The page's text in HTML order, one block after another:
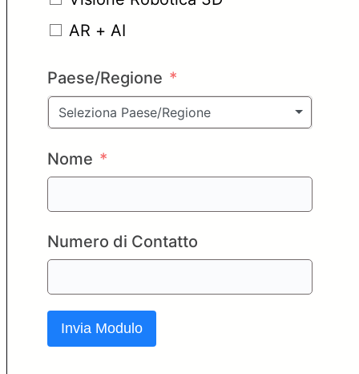
AR + AI
Paese/Regione
Seleziona Paese/Regione
Nome
Numero di Contatto
Invia Modulo